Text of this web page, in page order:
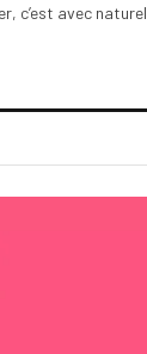
c’est avec naturel